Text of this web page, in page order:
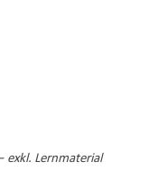
Lernmaterial